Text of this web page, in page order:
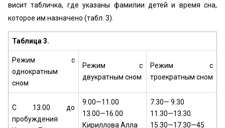
висит табличка, где указаны фамилии детей и время сна,
которое им назначено (табл. 3).
Таблица 3.
Режим с
однократным
сном
Режим с
двукратным сном
Режим с
троекратным сном
С 13.00 до
пробуждения
9.00—11.00
13.00—16.00
Кириллова Алла
7.30— 9.30
11.30—13.30
15.30—17.30—45